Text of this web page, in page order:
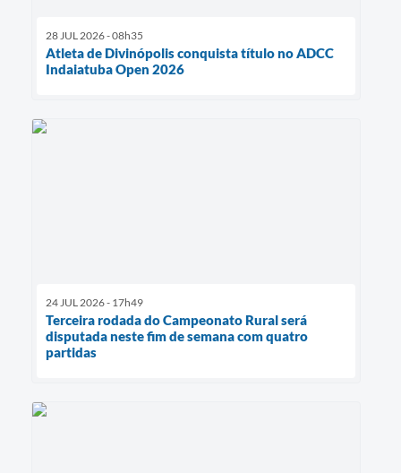
28 JUL 2026 - 08h35
Atleta de Divinópolis conquista título no ADCC
Indaiatuba Open 2026
24 JUL 2026 - 17h49
Terceira rodada do Campeonato Rural será
disputada neste fim de semana com quatro
partidas